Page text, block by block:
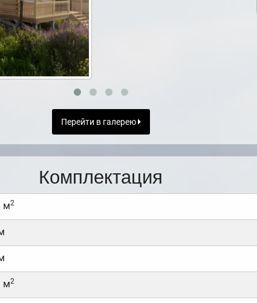
Перейти в галерею
Комплектация
м2
м2